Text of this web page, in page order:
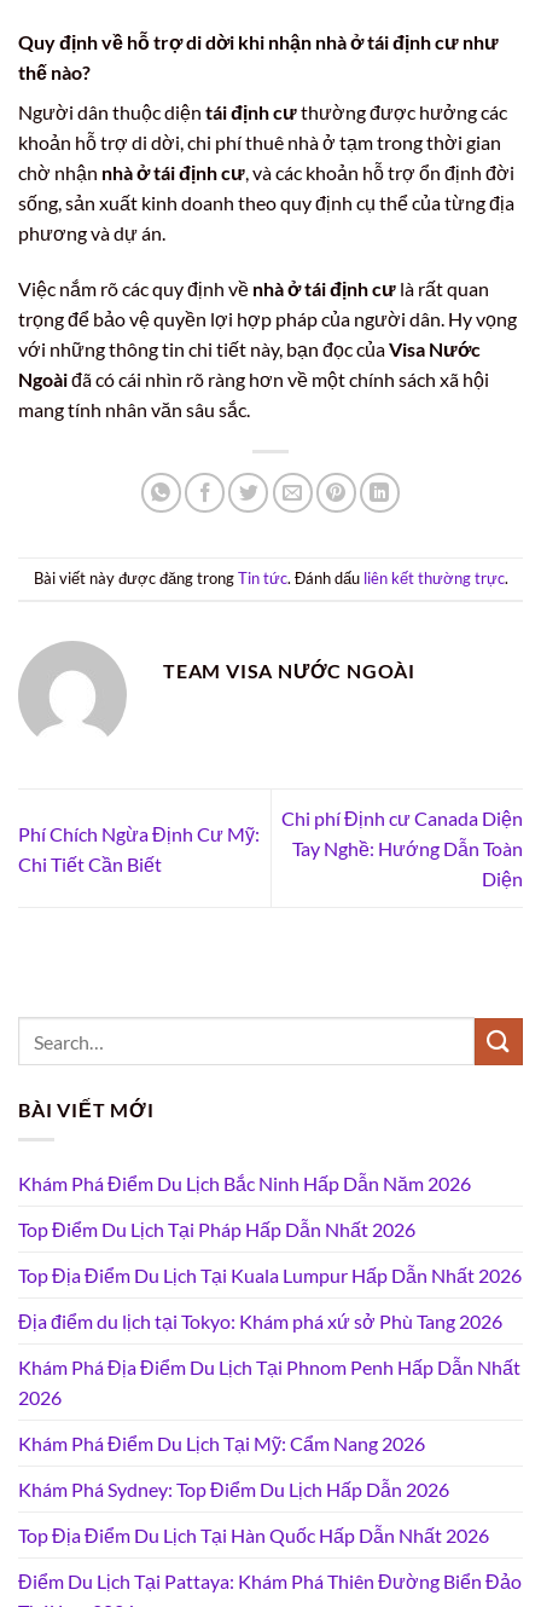
Quy định về hỗ trợ di dời khi nhận nhà ở tái định cư như
thế nào?
Người dân thuộc diện tái định cưthường được hưởng các
khoản hỗ trợ di dời, chi phí thuê nhà ở tạm trong thời gian
chờ nhận nhà ở tái định cư, và các khoản hỗ trợ ổn định đời
sống, sản xuất kinh doanh theo quy định cụ thể của từng địa
phương và dự án.
Việc nắm rõ các quy định về nhà ở tái định cư là rất quan
trọng để bảo vệ quyền lợi hợp pháp của người dân. Hy vọng
với những thông tin chi tiết này, bạn đọc củaVisa Nước
Ngoàiđã có cái nhìn rõ ràng hơn về một chính sách xã hội
mang tính nhân văn sâu sắc.
Bài viết này được đăng trongTin tức. Đánh dấu liên kết thường trực.
TEAM VISA NƯỚC NGOÀI
Phí Chích Ngừa Định Cư Mỹ:
Chi Tiết Cần Biết
Chi phí Định cư Canada Diện
Tay Nghề: Hướng Dẫn Toàn
Diện
BÀI VIẾT MỚI
Khám Phá Điểm Du Lịch Bắc Ninh Hấp Dẫn Năm 2026
Top Điểm Du Lịch Tại Pháp Hấp Dẫn Nhất 2026
Top Địa Điểm Du Lịch Tại Kuala Lumpur Hấp Dẫn Nhất 2026
Địa điểm du lịch tại Tokyo: Khám phá xứ sở Phù Tang 2026
Khám Phá Địa Điểm Du Lịch Tại Phnom Penh Hấp Dẫn Nhất
2026
Khám Phá Điểm Du Lịch Tại Mỹ: Cẩm Nang 2026
Khám Phá Sydney: Top Điểm Du Lịch Hấp Dẫn 2026
Top Địa Điểm Du Lịch Tại Hàn Quốc Hấp Dẫn Nhất 2026
Điểm Du Lịch Tại Pattaya: Khám Phá Thiên Đường Biển Đảo